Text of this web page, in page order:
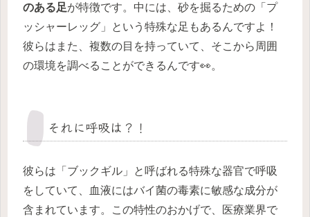
のある足が特徴です。中には、砂を掘るための「プ
ッシャーレッグ」という特殊な足もあるんですよ！
彼らはまた、複数の目を持っていて、そこから周囲
の環境を調べることができるんです👀。
それに呼吸は？！
彼らは「ブックギル」と呼ばれる特殊な器官で呼吸
をしていて、血液にはバイ菌の毒素に敏感な成分が
含まれています。この特性のおかげで、医療業界で